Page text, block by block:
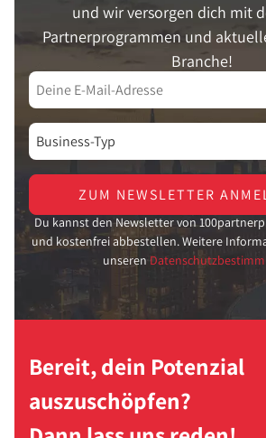
und wir versorgen dich mit
Partnerprogrammen und
Branche!
ZUM NEWSLETTER
Du kannst den Newsletter von
und kostenfrei abbestellen. Weitere
unseren
Bereit, dein Potenzial
auszuschöpfen?